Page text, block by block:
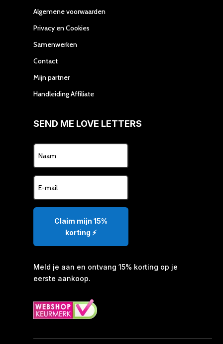
Algemene voorwaarden
Privacy en Cookies
Samenwerken
Contact
Mijn partner
Handleiding Affiliate
SEND ME LOVE LETTERS
Claim mijn 15%
korting ⚡️
Meld je aan en ontvang 15% korting op je
eerste aankoop.